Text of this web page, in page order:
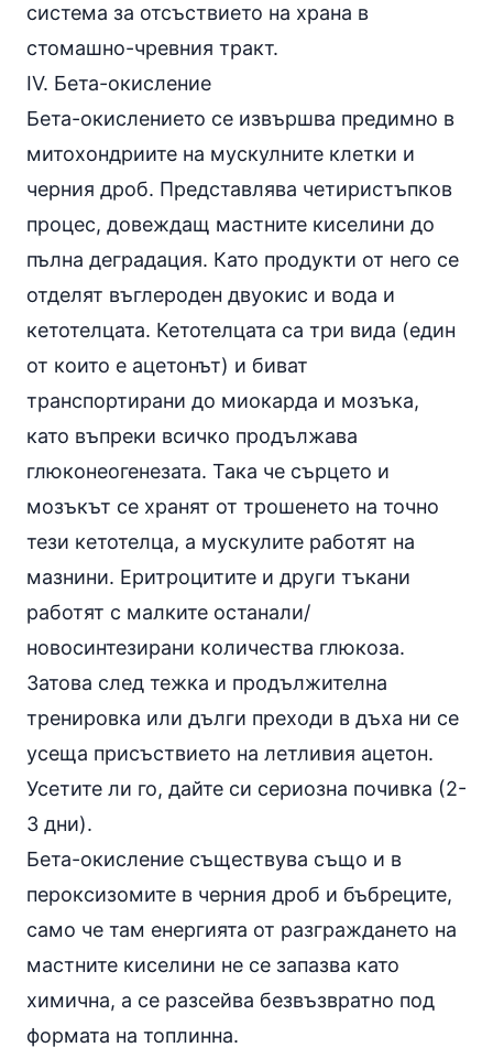
система за отсъствието на храна в
стомашно-чревния тракт.
IV. Бета-окисление
Бета-окислението се извършва предимно в
митохондриите на мускулните клетки и
черния дроб. Представлява четиристъпков
процес, довеждащ мастните киселини до
пълна деградация. Като продукти от него се
отделят въглероден двуокис и вода и
кетотелцата. Кетотелцата са три вида (един
от които е ацетонът) и биват
транспортирани до миокарда и мозъка,
като въпреки всичко продължава
глюконеогенезата. Така че сърцето и
мозъкът се хранят от трошенето на точно
тези кетотелца, а мускулите работят на
мазнини. Еритроцитите и други тъкани
работят с малките останали/
новосинтезирани количества глюкоза.
Затова след тежка и продължителна
тренировка или дълги преходи в дъха ни се
усеща присъствието на летливия ацетон.
Усетите ли го, дайте си сериозна почивка (2-
3 дни).
Бета-окисление съществува също и в
пероксизомите в черния дроб и бъбреците,
само че там енергията от разграждането на
мастните киселини не се запазва като
химична, а се разсейва безвъзвратно под
формата на топлинна.